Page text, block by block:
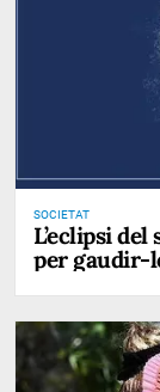
SOCIETAT
L’eclipsi
per gaudir-